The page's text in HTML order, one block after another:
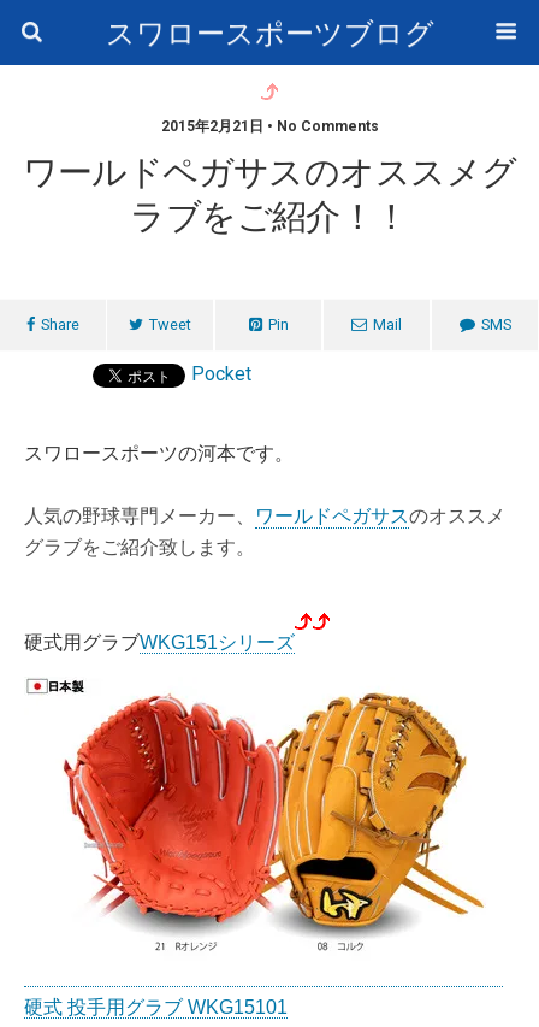
スワロースポーツブログ
2015年2月21日 • No Comments
ワールドペガサスのオススメグ
ラブをご紹介！！
Share Tweet Pin Mail SMS
Pocket
スワロースポーツの河本です。
人気の野球専門メーカー、 ワールドペガサスのオススメ
グラブをご紹介致します。
硬式用グラブWKG151シリーズ
硬式 投手用グラブ WKG15101